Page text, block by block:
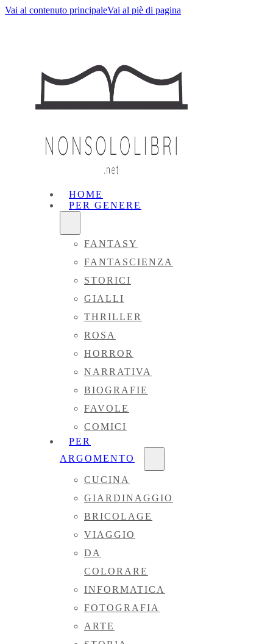
Vai al contenuto principaleVai al piè di pagina
HOME
PER GENERE
FANTASY
FANTASCIENZA
STORICI
GIALLI
THRILLER
ROSA
HORROR
NARRATIVA
BIOGRAFIE
FAVOLE
COMICI
PER
ARGOMENTO
CUCINA
GIARDINAGGIO
BRICOLAGE
VIAGGIO
DA
COLORARE
INFORMATICA
FOTOGRAFIA
ARTE